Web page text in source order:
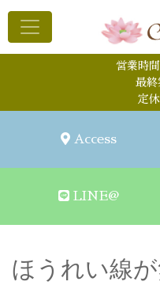
営業時
最終
定
Access
LINE@
ほうれい線